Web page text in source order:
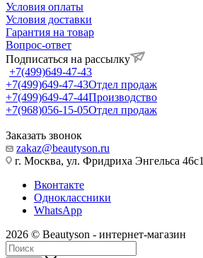
Условия оплаты
Условия доставки
Гарантия на товар
Вопрос-ответ
Подписаться на рассылку
+7(499)649-47-43
+7(499)649-47-43Отдел продаж
+7(499)649-47-44Производство
+7(968)056-15-05Отдел продаж
Заказать звонок
zakaz@beautyson.ru
г. Москва, ул. Фридриха Энгельса 46с1
Вконтакте
Одноклассники
WhatsApp
2026 © Beautyson - интернет-магазин